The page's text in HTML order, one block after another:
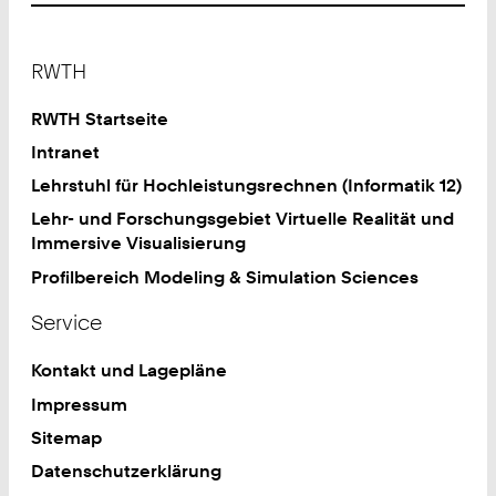
RWTH
RWTH Startseite
Intranet
Lehrstuhl für Hochleistungsrechnen (Informatik 12)
Lehr- und Forschungsgebiet Virtuelle Realität und
Immersive Visualisierung
Profilbereich Modeling & Simulation Sciences
Service
Kontakt und Lagepläne
Impressum
Sitemap
Datenschutzerklärung